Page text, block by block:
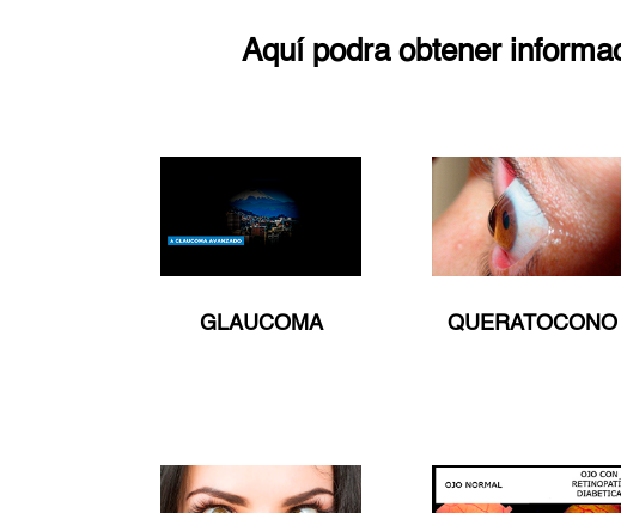
Aquí podra obtener
GLAUCOMA QUERATOCONO